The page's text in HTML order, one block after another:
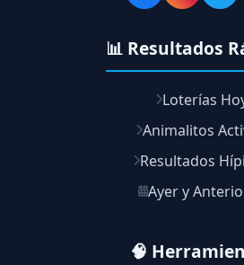
📊 Resultados
Loterías
Animalitos
Resultados
Ayer y
🧠